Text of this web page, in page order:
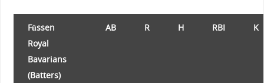
Füssen
Royal
Bavarians
(Batters)
AB R H RBI K